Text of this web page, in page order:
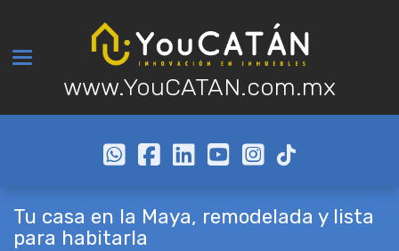
Toggle navigation
www.YouCATAN.com.mx
Tu casa en la Maya, remodelada y lista
para habitarla